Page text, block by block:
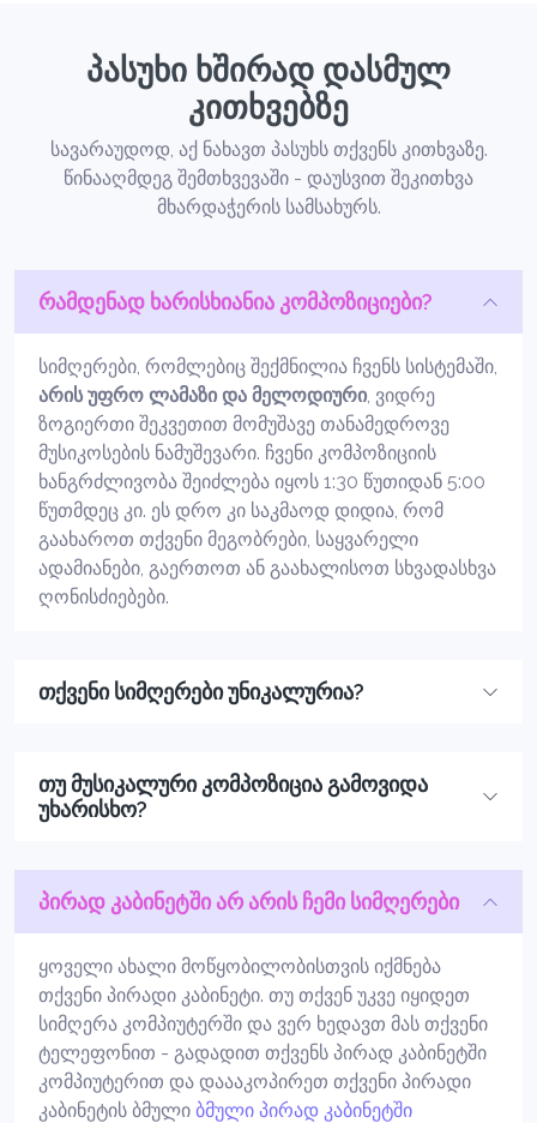
პასუხი ხშირად დასმულ
კითხვებზე
სავარაუდოდ, აქ ნახავთ პასუხს თქვენს კითხვაზე.
წინააღმდეგ შემთხვევაში - დაუსვით შეკითხვა
მხარდაჭერის სამსახურს.
რამდენად ხარისხიანია კომპოზიციები?
სიმღერები, რომლებიც შექმნილია ჩვენს სისტემაში,
არის უფრო ლამაზი და მელოდიური, ვიდრე
ზოგიერთი შეკვეთით მომუშავე თანამედროვე
მუსიკოსების ნამუშევარი. ჩვენი კომპოზიციის
ხანგრძლივობა შეიძლება იყოს 1:30 წუთიდან 5:00
წუთმდეც კი. ეს დრო კი საკმაოდ დიდია, რომ
გაახაროთ თქვენი მეგობრები, საყვარელი
ადამიანები, გაერთოთ ან გაახალისოთ სხვადასხვა
ღონისძიებები.
თქვენი სიმღერები უნიკალურია?
თუ მუსიკალური კომპოზიცია გამოვიდა
უხარისხო?
პირად კაბინეტში არ არის ჩემი სიმღერები
ყოველი ახალი მოწყობილობისთვის იქმნება
თქვენი პირადი კაბინეტი. თუ თქვენ უკვე იყიდეთ
სიმღერა კომპიუტერში და ვერ ხედავთ მას თქვენი
ტელეფონით - გადადით თქვენს პირად კაბინეტში
კომპიუტერით და დაააკოპირეთ თქვენი პირადი
კაბინეტის ბმული ბმული პირად კაბინეტში